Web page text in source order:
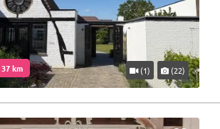
km (1) (22)